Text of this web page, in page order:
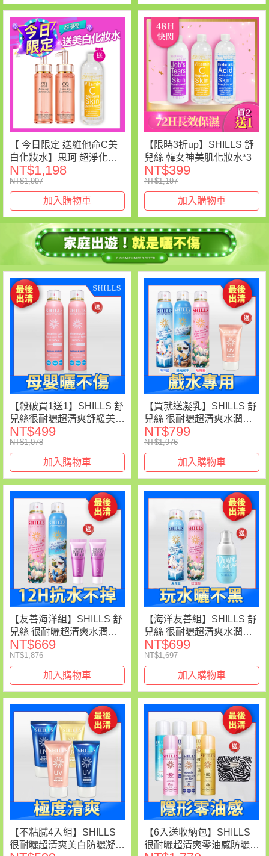
【 今日限定 送維他命C美
白化妝水】思珂 超淨化胺
基酸洗卸蜜*2 送 維他命C
化妝水*1
NT$1,198
NT$1,997
加入購物車
【限時3折up】SHILLS 舒
兒絲 韓女神美肌化妝水*3
NT$399
NT$1,197
加入購物車
【殺破買1送1】SHILLS 舒
兒絲很耐曬超清爽舒緩美白
防曬冰鎮噴霧(寶寶粉)(3歲
以上 寶寶放心)*2
NT$499
NT$1,078
加入購物車
【買就送凝乳】SHILLS 舒
兒絲 很耐曬超清爽水潤高
效防曬噴霧
SPF50+★★★★(180ml) 3
入 送「美肌防曬乳*1」
NT$799
NT$1,976
加入購物車
【友善海洋組】SHILLS 舒
兒絲 很耐曬超清爽水潤高
效防曬噴霧
SPF50+★★★★(180ml) 2
入任選 送「小蒼蘭素顏霜
(隨身版)*2」
NT$669
NT$1,876
加入購物車
【海洋友善組】SHILLS 舒
兒絲 很耐曬超清爽水潤高
效防曬噴霧
SPF50+★★★★(180ml) 2
入任選 送「加拿大冰河水
保濕鎮靜噴霧*1」
NT$699
NT$1,697
加入購物車
【不粘膩4入組】SHILLS
很耐曬超清爽美白防曬凝乳
【6入送收納包】SHILLS
很耐曬超清爽零油感防曬冰